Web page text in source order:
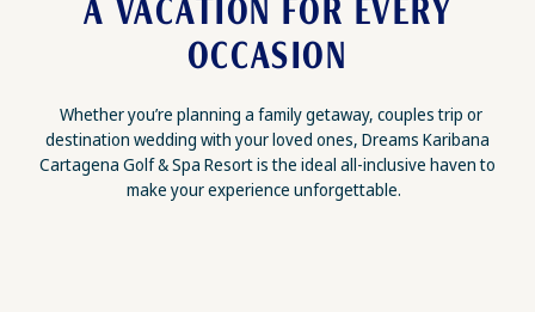
A VACATION FOR EVERY
OCCASION
Whether you’re planning a family getaway, couples trip or
destination wedding with your loved ones, Dreams Karibana
Cartagena Golf & Spa Resort is the ideal all-inclusive haven to
make your experience unforgettable.